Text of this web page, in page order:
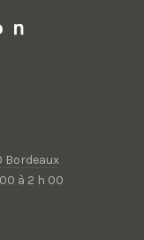
Bordeaux
à 2 h 00